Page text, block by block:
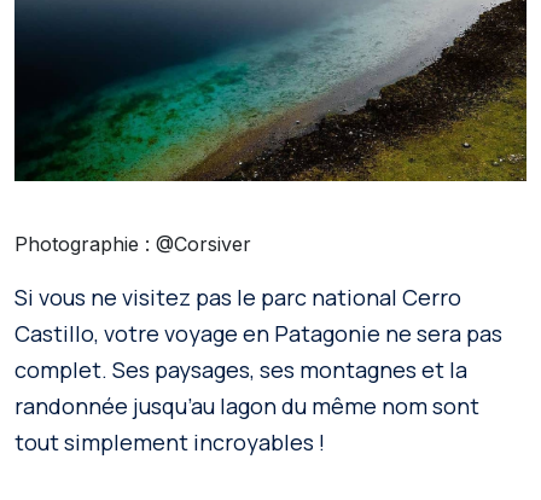
Photographie : @Corsiver
Si vous ne visitez pas le parc national Cerro
Castillo, votre voyage en Patagonie ne sera pas
complet. Ses paysages, ses montagnes et la
randonnée jusqu’au lagon du même nom sont
tout simplement incroyables !